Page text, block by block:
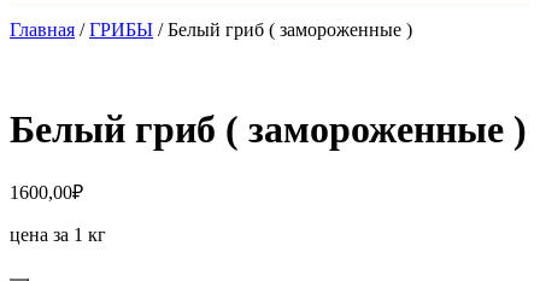
Главная /ГРИБЫ / Белый гриб ( замороженные )
Белый гриб ( замороженные )
1600,00₽
цена за 1 кг